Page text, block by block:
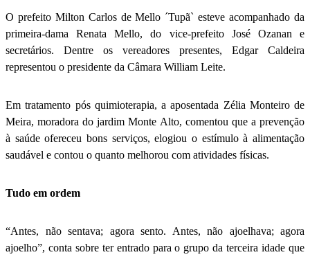
O prefeito Milton Carlos de Mello ´Tupã` esteve acompanhado da
primeira-dama Renata Mello, do vice-prefeito José Ozanan e
secretários. Dentre os vereadores presentes, Edgar Caldeira
representou o presidente da Câmara William Leite.
Em tratamento pós quimioterapia, a aposentada Zélia Monteiro de
Meira, moradora do jardim Monte Alto, comentou que a prevenção
à saúde ofereceu bons serviços, elogiou o estímulo à alimentação
saudável e contou o quanto melhorou com atividades físicas.
Tudo em ordem
“Antes, não sentava; agora sento. Antes, não ajoelhava; agora
ajoelho”, conta sobre ter entrado para o grupo da terceira idade que